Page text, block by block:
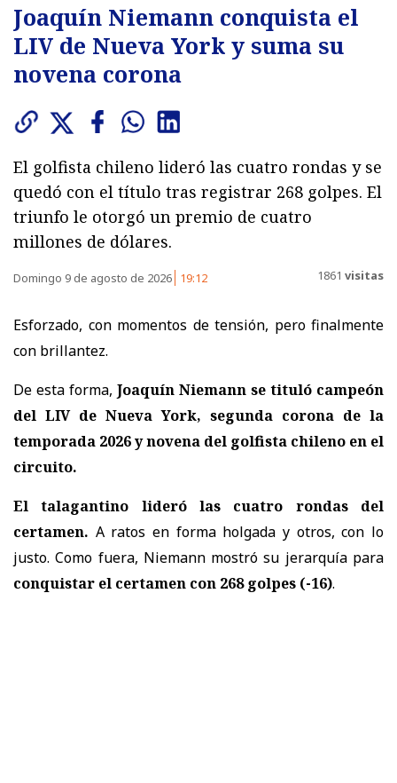
Joaquín Niemann conquista el
LIV de Nueva York y suma su
novena corona
El golfista chileno lideró las cuatro rondas y se
quedó con el título tras registrar 268 golpes. El
triunfo le otorgó un premio de cuatro
millones de dólares.
Domingo 9 de agosto de 2026 19:12 1861 visitas
Esforzado, con momentos de tensión, pero finalmente
con brillantez.
De esta forma, Joaquín Niemann se tituló campeón
del LIV de Nueva York, segunda corona de la
temporada 2026 y novena del golfista chileno en el
circuito.
El talagantino lideró las cuatro rondas del
certamen. A ratos en forma holgada y otros, con lo
justo. Como fuera, Niemann mostró su jerarquía para
conquistar el certamen con 268 golpes (-16).